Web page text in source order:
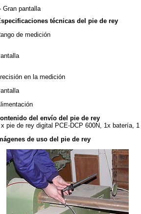
Gran pantalla
técnicas del pie de rey
de medición
en la medición
del envío del pie de rey
x pie de rey digital PCE-DCP 600N, 1x batería,
de uso del pie de rey